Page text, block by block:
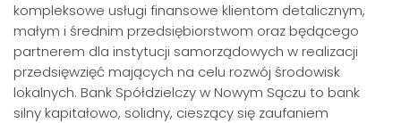
kompleksowe usługi finansowe klientom detalicznym,
małym i średnim przedsiębiorstwom oraz będącego
partnerem dla instytucji samorządowych w realizacji
przedsięwzięć mających na celu rozwój środowisk
lokalnych. Bank Spółdzielczy w Nowym Sączu to bank
silny kapitałowo, solidny, cieszący się zaufaniem